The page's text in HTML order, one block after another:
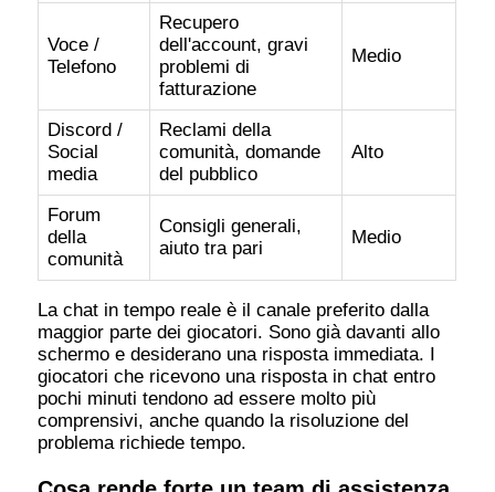
Voce /
Telefono
Recupero
dell'account, gravi
problemi di
fatturazione
Medio
Discord /
Social
media
Reclami della
comunità, domande
del pubblico
Alto
Forum
della
comunità
Consigli generali,
aiuto tra pari
Medio
La chat in tempo reale è il canale preferito dalla
maggior parte dei giocatori. Sono già davanti allo
schermo e desiderano una risposta immediata. I
giocatori che ricevono una risposta in chat entro
pochi minuti tendono ad essere molto più
comprensivi, anche quando la risoluzione del
problema richiede tempo.